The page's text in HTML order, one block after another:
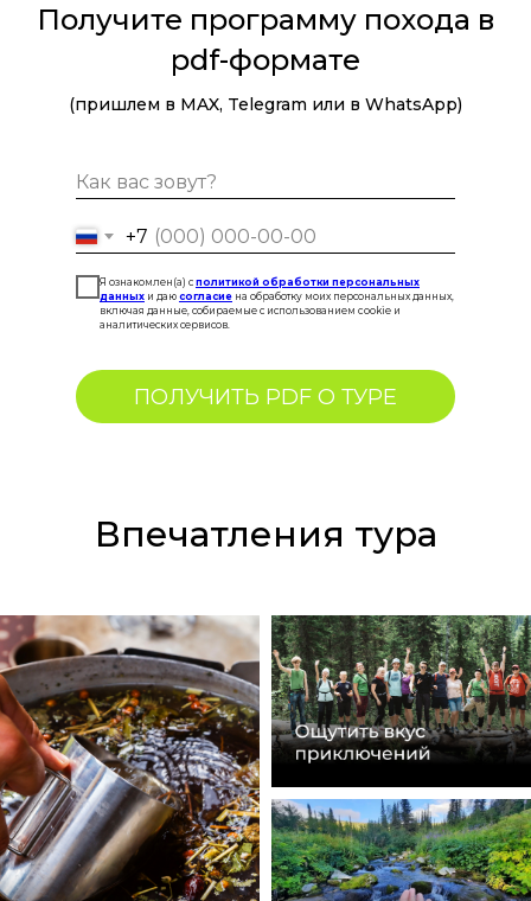
Получите программу похода в
pdf-формате
(пришлем в MAX, Telegram или в WhatsApp)
+7
Я ознакомлен(а) с политикой обработки персональных
данных и даю согласие на обработку моих персональных данных,
включая данные, собираемые с использованием cookie и
аналитических сервисов.
ПОЛУЧИТЬ PDF О ТУРЕ
Впечатления тура